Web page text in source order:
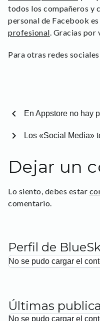
todos los compañeros y
personal de Facebook es
profesional. Gracias por
Para otras redes sociales
chevron_left En Appstore no hay
Los «Social Media»
chevron_right
Dejar un
Lo siento, debes estar
comentario.
Perfil de
No se pudo cargar el
Últimas
No se pudo cargar el